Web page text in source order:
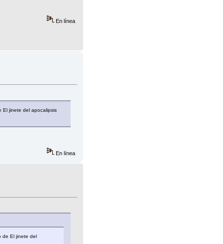
En línea
El jinete del apocalipsis
En línea
de El jinete del